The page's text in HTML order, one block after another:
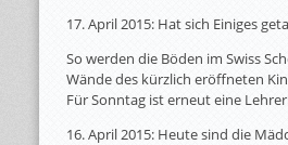
17. April 2015: Hat sich Einiges
So werden die Böden im Swiss
Wände des kürzlich eröffneten
Für Sonntag ist erneut eine
16. April 2015: Heute sind die